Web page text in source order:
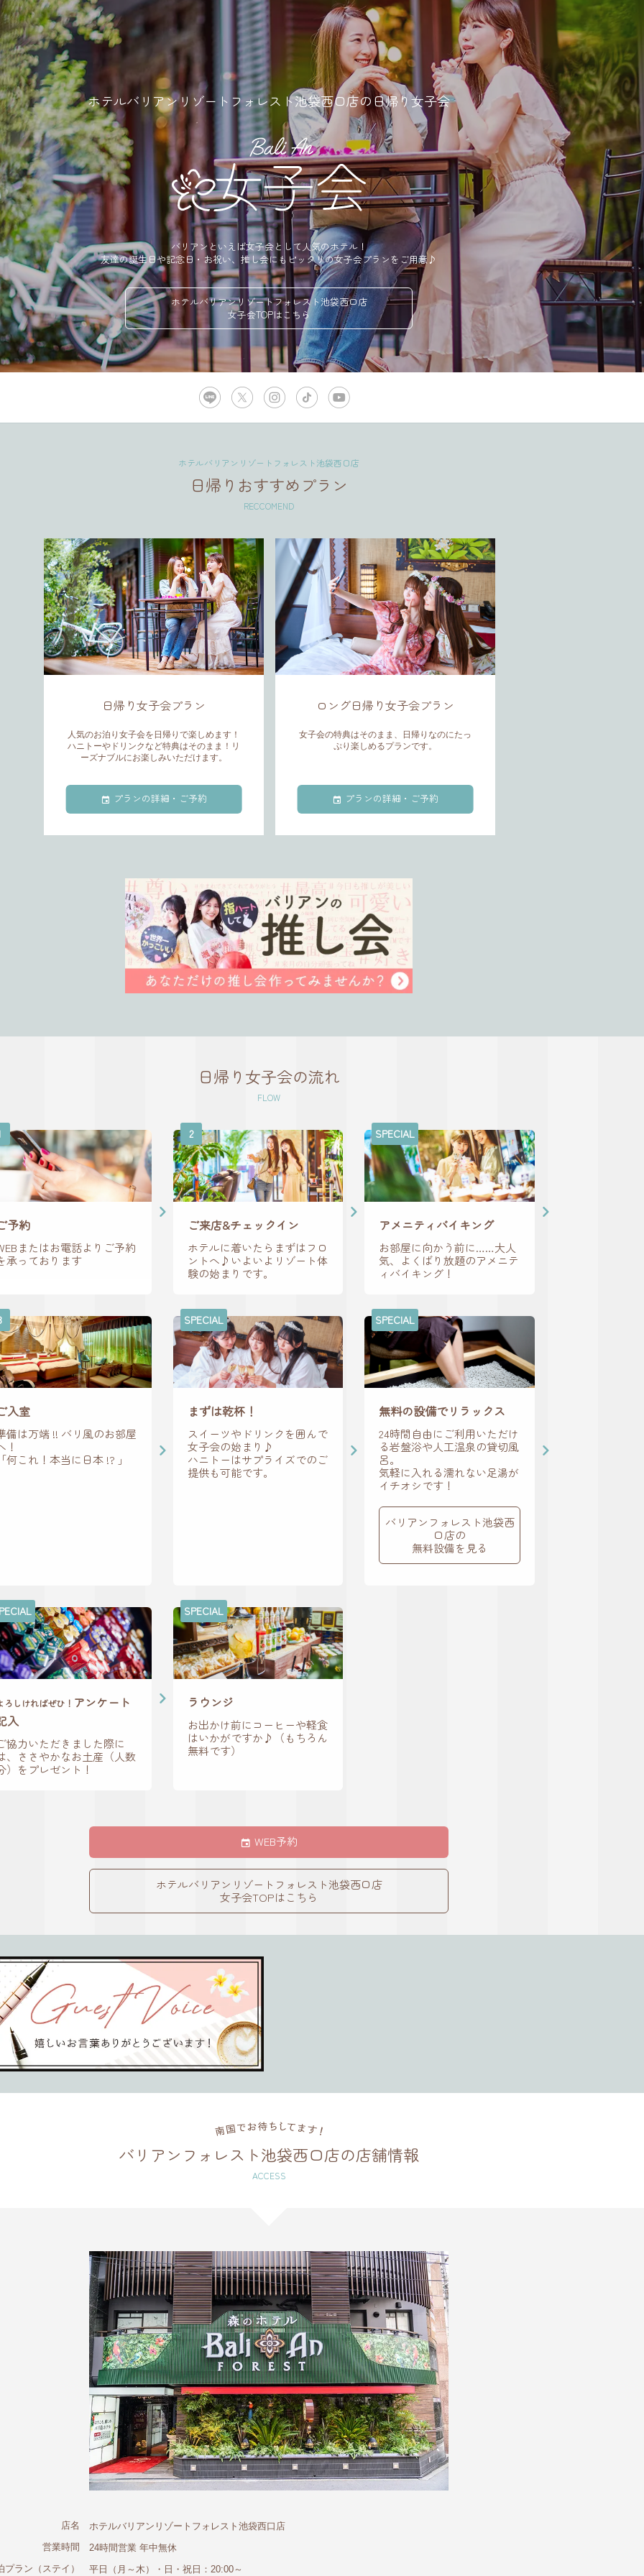
ホテルバリアンリゾートフォレスト池袋西口店の日帰り女子会
バリアンといえば女子会として人気のホテル！
友達の誕生日や記念日・お祝い、推し会にもピッタリの女子会プランをご用意♪
ホテルバリアンリゾートフォレスト池袋西口店
女子会TOPはこちら
ホテルバリアンリゾートフォレスト池袋西口店
日帰りおすすめプラン
RECCOMEND
日帰り女子会プラン
人気のお泊り女子会を日帰りで楽しめます！
ハニトーやドリンクなど特典はそのまま！リ
ーズナブルにお楽しみいただけます。
プランの詳細・ご予約
ロング日帰り女子会プラン
女子会の特典はそのまま、日帰りなのにたっ
ぷり楽しめるプランです。
プランの詳細・ご予約
日帰り女子会の流れ
FLOW
予約
またはお電話よりご予約
承っております
2
ご来店&チェックイン
ホテルに着いたらまずはフロ
ントへ♪いよいよリゾート体
験の始まりです。
SPECIAL
アメニティバイキング
お部屋に向かう前に……大人
気、よくばり放題のアメニテ
ィバイキング！
入室
備は万端 !! バリ風のお部屋
！
何これ！本当に日本 !? 」
SPECIAL
まずは乾杯！
スイーツやドリンクを囲んで
女子会の始まり♪
ハニトーはサプライズでのご
提供も可能です。
SPECIAL
無料の設備でリラックス
24時間自由にご利用いただけ
る岩盤浴や人工温泉の貸切風
呂。
気軽に入れる濡れない足湯が
イチオシです！
バリアンフォレスト池袋西
口店の
無料設備を見る
ろしければぜひ！ アンケート
入
協力いただきました際に
、ささやかなお土産（人数
）をプレゼント！
SPECIAL
ラウンジ
お出かけ前にコーヒーや軽食
はいかがですか♪（もちろん
無料です）
WEB予約
ホテルバリアンリゾートフォレスト池袋西口店
女子会TOPはこちら
バリアンフォレスト池袋西口店の店舗情報
ACCESS
店名
ホテルバリアンリゾートフォレスト池袋西口店
営業時間
24時間営業 年中無休
プラン（ステイ）
平日（月～木）・日・祝日：20:00～